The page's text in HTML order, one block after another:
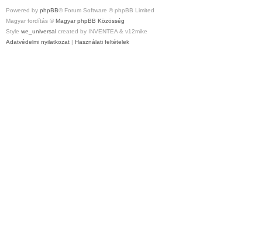
Powered by phpBB® Forum Software © phpBB Limited
Magyar fordítás © Magyar phpBB Közösség
Style we_universal created by INVENTEA & v12mike
Adatvédelmi nyilatkozat | Használati feltételek